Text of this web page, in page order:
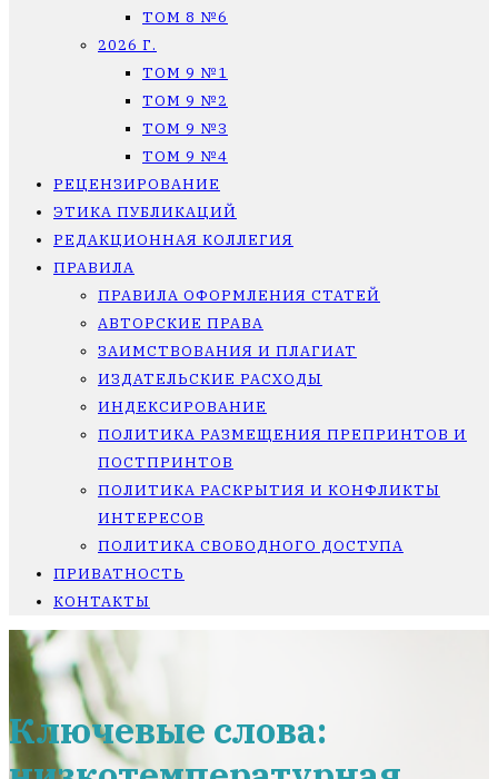
ТОМ 8 №6
2026 Г.
ТОМ 9 №1
ТОМ 9 №2
ТОМ 9 №3
ТОМ 9 №4
РЕЦЕНЗИРОВАНИЕ
ЭТИКА ПУБЛИКАЦИЙ
РЕДАКЦИОННАЯ КОЛЛЕГИЯ
ПРАВИЛА
ПРАВИЛА ОФОРМЛЕНИЯ СТАТЕЙ
АВТОРСКИЕ ПРАВА
ЗАИМСТВОВАНИЯ И ПЛАГИАТ
ИЗДАТЕЛЬСКИЕ РАСХОДЫ
ИНДЕКСИРОВАНИЕ
ПОЛИТИКА РАЗМЕЩЕНИЯ ПРЕПРИНТОВ И
ПОСТПРИНТОВ
ПОЛИТИКА РАСКРЫТИЯ И КОНФЛИКТЫ
ИНТЕРЕСОВ
ПОЛИТИКА СВОБОДНОГО ДОСТУПА
ПРИВАТНОСТЬ
КОНТАКТЫ
Ключевые слова: